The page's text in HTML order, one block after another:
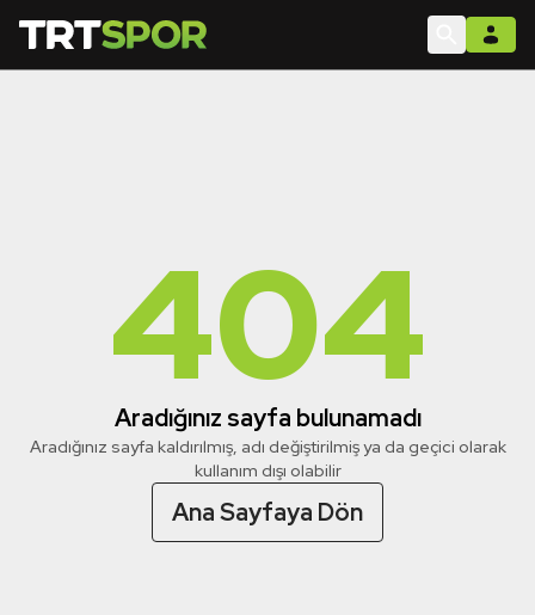
404
Aradığınız sayfa bulunamadı
Aradığınız sayfa kaldırılmış, adı değiştirilmiş ya da geçici olarak
kullanım dışı olabilir
Ana Sayfaya Dön